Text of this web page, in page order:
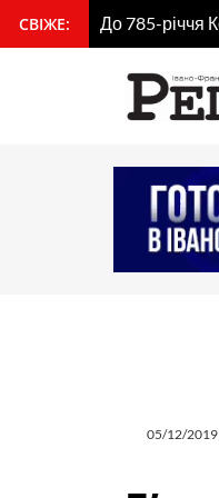
вмісту
СВІЖЕ: До 785-річчя
05/12/2019